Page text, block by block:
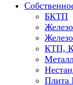
БКТП
КТП,
Плита